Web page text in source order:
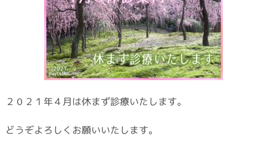
２０２１年４月は休まず診療いたします。
どうぞよろしくお願いいたします。